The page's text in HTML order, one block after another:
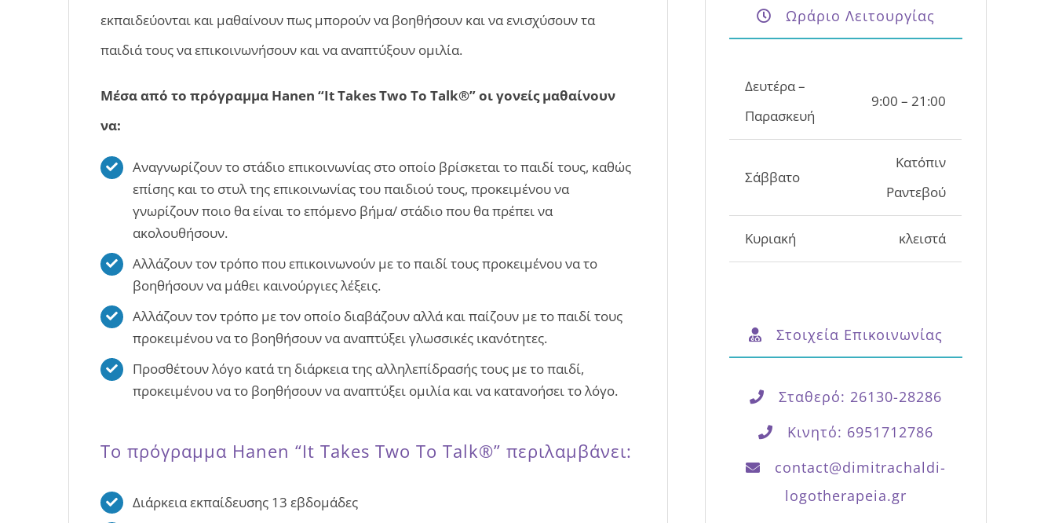
εκπαιδεύονται και μαθαίνουν πως μπορούν να βοηθήσουν και να ενισχύσουν τα
παιδιά τους να επικοινωνήσουν και να αναπτύξουν ομιλία.
Μέσα από το πρόγραμμα Hanen “It Takes Two To Talk®” οι γονείς μαθαίνουν
να:
Αναγνωρίζουν το στάδιο επικοινωνίας στο οποίο βρίσκεται το παιδί τους, καθώς
επίσης και το στυλ της επικοινωνίας του παιδιού τους, προκειμένου να
γνωρίζουν ποιο θα είναι το επόμενο βήμα/ στάδιο που θα πρέπει να
ακολουθήσουν.
Αλλάζουν τον τρόπο που επικοινωνούν με το παιδί τους προκειμένου να το
βοηθήσουν να μάθει καινούργιες λέξεις.
Αλλάζουν τον τρόπο με τον οποίο διαβάζουν αλλά και παίζουν με το παιδί τους
προκειμένου να το βοηθήσουν να αναπτύξει γλωσσικές ικανότητες.
Προσθέτουν λόγο κατά τη διάρκεια της αλληλεπίδρασής τους με το παιδί,
προκειμένου να το βοηθήσουν να αναπτύξει ομιλία και να κατανοήσει το λόγο.
Tο πρόγραμμα Hanen “It Takes Two To Talk®” περιλαμβάνει:
Διάρκεια εκπαίδευσης 13 εβδομάδες
Παρασκευή
Κατόπιν
Ραντεβού
Κυριακή κλειστά
Κινητό: 6951712786
contact@dimitrachaldi-
logotherapeia.gr